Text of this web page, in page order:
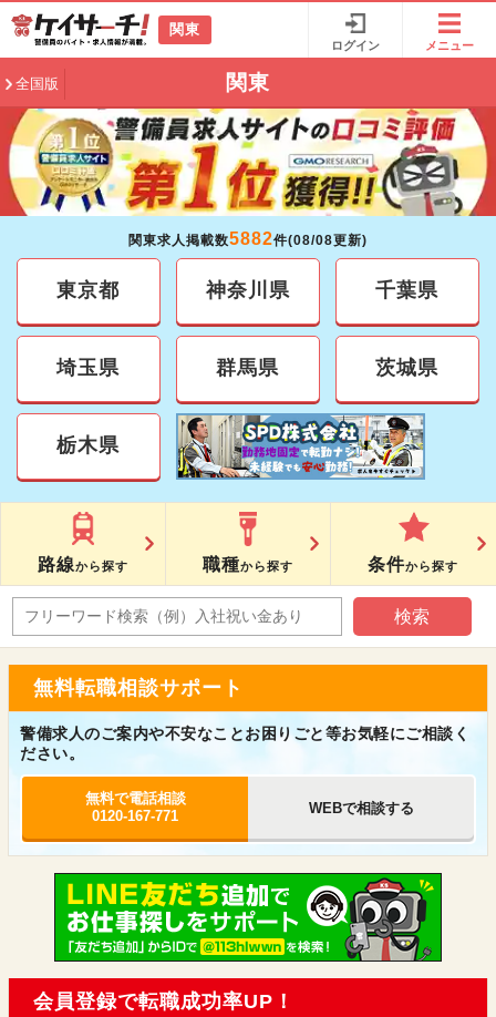
関東
ログイン メニュー
全国版 関東
関東求人掲載数5882件(08/08更新)
東京都 神奈川県 千葉県
埼玉県 群馬県 茨城県
栃木県
路線から探す 職種から探す 条件から探す
無料転職相談サポート
警備求人のご案内や不安なことお困りごと等お気軽にご相談く
ださい。
無料で電話相談
0120-167-771
WEBで相談する
会員登録で転職成功率UP！